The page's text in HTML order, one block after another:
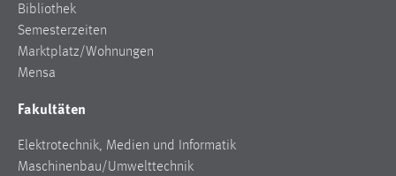
Bibliothek
Semesterzeiten
Marktplatz/Wohnungen
Mensa
Fakultäten
Elektrotechnik, Medien und Informatik
Maschinenbau/Umwelttechnik